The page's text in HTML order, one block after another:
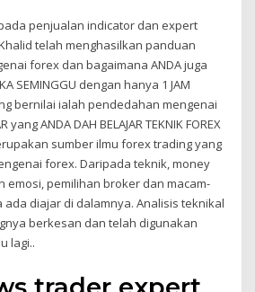
penjualan indicator dan expert
telah menghasilkan panduan
forex dan bagaimana ANDA juga
SEMINGGU dengan hanya 1 JAM
bernilai ialah pendedahan mengenai
yang ANDA DAH BELAJAR TEKNIK FOREX
sumber ilmu forex trading yang
forex. Daripada teknik, money
emosi, pemilihan broker dan macam-
ada diajar di dalamnya. Analisis teknikal
berkesan dan telah digunakan
lagi..